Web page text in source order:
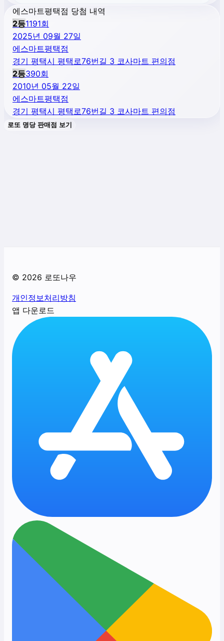
에스마트평택점 당첨 내역
2등1191회
2025년 09월 27일
에스마트평택점
경기 평택시 평택로76번길 3 코사마트 편의점
2등390회
2010년 05월 22일
에스마트평택점
경기 평택시 평택로76번길 3 코사마트 편의점
로또 명당 판매점 보기
© 2026 로또나우
개인정보처리방침
앱 다운로드